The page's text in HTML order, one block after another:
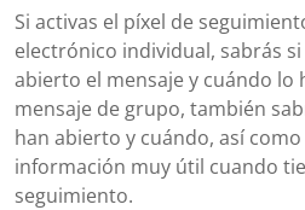
Si activas el píxel de
electrónico individual, sabrás
abierto el mensaje y cuándo lo
mensaje de grupo, también
han abierto y cuándo, así como
información muy útil cuando
seguimiento.